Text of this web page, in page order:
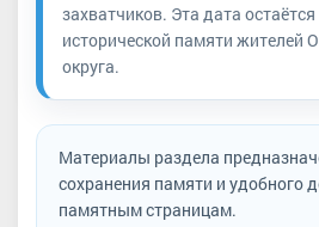
захватчиков. Эта дата
исторической памяти жителей
округа.
Материалы раздела
сохранения памяти и удобного
памятным страницам.